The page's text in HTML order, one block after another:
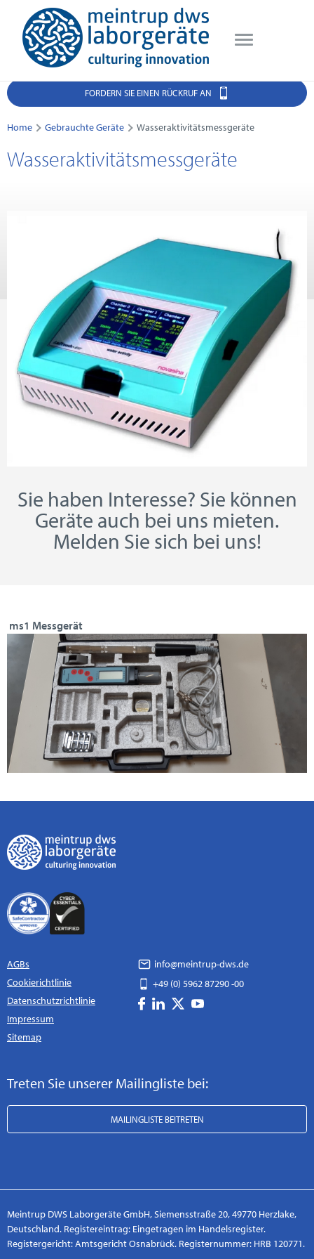
FORDERN SIE EINEN RÜCKRUF AN
Home Gebrauchte Geräte Wasseraktivitätsmessgeräte
Wasseraktivitätsmessgeräte
Sie haben Interesse? Sie können
Geräte auch bei uns mieten.
Melden Sie sich bei uns!
ms1 Messgerät
AGBs
Cookierichtlinie
Datenschutzrichtlinie
Impressum
Sitemap
info@meintrup-dws.de
+49 (0) 5962 87290 -00
Treten Sie unserer Mailingliste bei:
MAILINGLISTE BEITRETEN
Meintrup DWS Laborgeräte GmbH, Siemensstraße 20, 49770 Herzlake,
Deutschland. Registereintrag: Eingetragen im Handelsregister.
Registergericht: Amtsgericht Osnabrück. Registernummer: HRB 120771.